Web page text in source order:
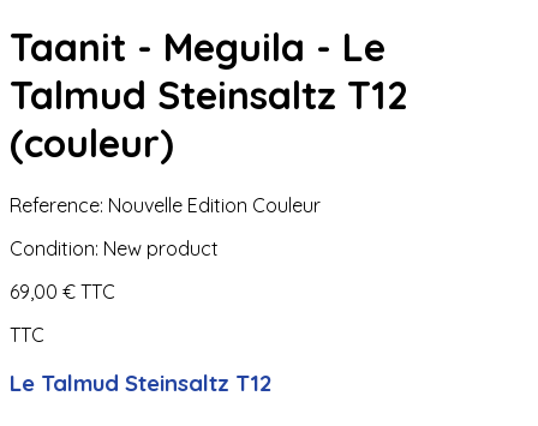
Taanit - Meguila - Le
Talmud Steinsaltz T12
(couleur)
Reference: Nouvelle Edition Couleur
Condition: New product
69,00 € TTC
TTC
Le Talmud Steinsaltz T12